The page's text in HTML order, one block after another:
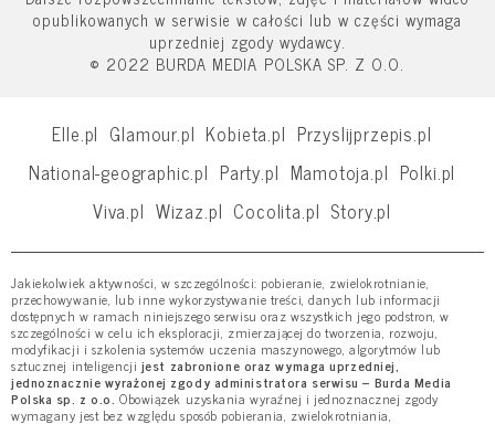
opublikowanych w serwisie w całości lub w części wymaga
uprzedniej zgody wydawcy.
© 2022 BURDA MEDIA POLSKA SP. Z O.O.
Elle.pl Glamour.pl Kobieta.pl Przyslijprzepis.pl
National-geographic.pl Party.pl Mamotoja.pl Polki.pl
Viva.pl Wizaz.pl Cocolita.pl Story.pl
Jakiekolwiek aktywności, w szczególności: pobieranie, zwielokrotnianie,
przechowywanie, lub inne wykorzystywanie treści, danych lub informacji
dostępnych w ramach niniejszego serwisu oraz wszystkich jego podstron, w
szczególności w celu ich eksploracji, zmierzającej do tworzenia, rozwoju,
modyfikacji i szkolenia systemów uczenia maszynowego, algorytmów lub
sztucznej inteligencji jest zabronione oraz wymaga uprzedniej,
jednoznacznie wyrażonej zgody administratora serwisu – Burda Media
Polska sp. z o.o. Obowiązek uzyskania wyraźnej i jednoznacznej zgody
wymagany jest bez względu sposób pobierania, zwielokrotniania,